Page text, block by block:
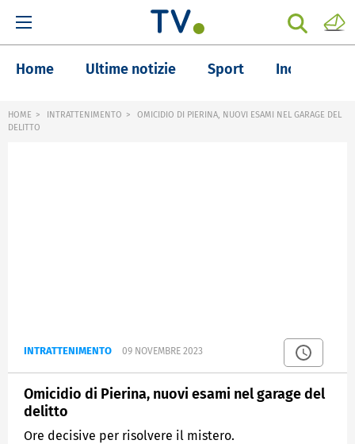
Home Ultime notizie Sport Inchieste
HOME INTRATTENIMENTO
OMICIDIO DI PIERINA, NUOVI ESAMI NEL GARAGE DEL
DELITTO
INTRATTENIMENTO 09 NOVEMBRE 2023
Omicidio di Pierina, nuovi esami nel garage del
delitto
Ore decisive per risolvere il mistero.